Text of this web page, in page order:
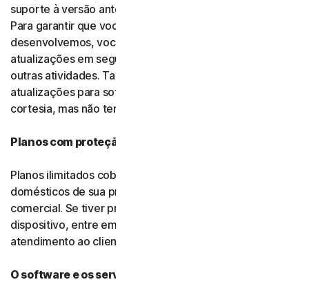
suporte à versão anterior do software ou dos serviços.
Para garantir que você possa usar os novos recursos que
desenvolvemos, você concorda em nos deixar instalar
atualizações em segundo plano enquanto você faz
outras atividades. Também podemos fornecer
atualizações para software gratuito e serviços de
cortesia, mas não temos a obrigação de fazer isso.
Planos com proteção ilimitada de dispositivos
Planos ilimitados cobrem apenas dispositivos
domésticos de sua propriedade, para uso pessoal não
comercial. Se tiver problemas ao adicionar um
dispositivo, entre em contato com o serviço de
atendimento ao cliente.
O software e os serviços podem ser